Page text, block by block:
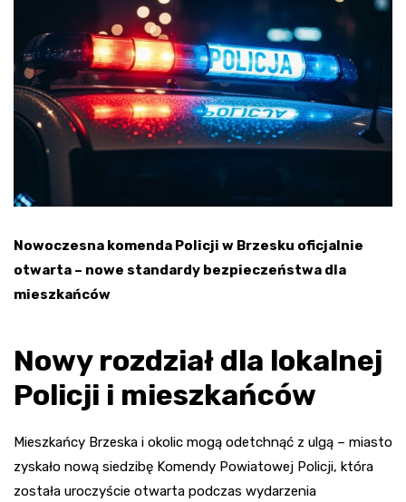
Nowoczesna komenda Policji w Brzesku oficjalnie
otwarta – nowe standardy bezpieczeństwa dla
mieszkańców
Nowy rozdział dla lokalnej
Policji i mieszkańców
Mieszkańcy Brzeska i okolic mogą odetchnąć z ulgą – miasto
zyskało nową siedzibę Komendy Powiatowej Policji, która
została uroczyście otwarta podczas wydarzenia